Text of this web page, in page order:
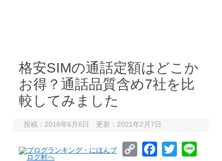
格安SIMの通話定額はどこか
お得？通話品質含め7社を比
較してみました
投稿：2016年6月6日 更新：2021年2月7日